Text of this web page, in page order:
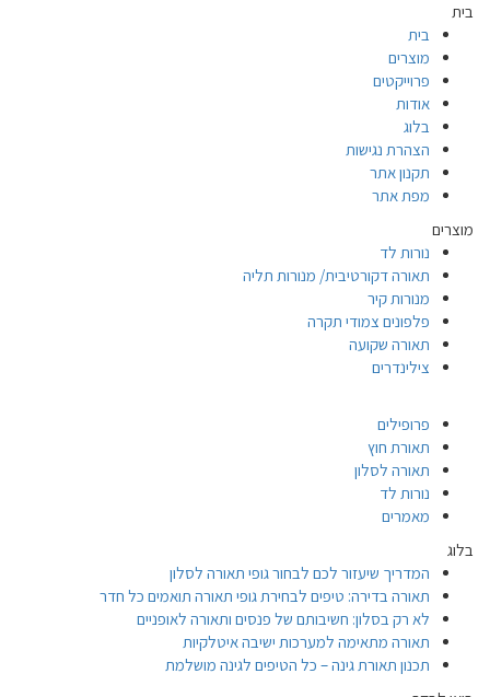
בית
בית
מוצרים
פרוייקטים
אודות
בלוג
הצהרת נגישות
תקנון אתר
מפת אתר
מוצרים
נורות לד
תאורה דקורטיבית/ מנורות תליה
מנורות קיר
פלפונים צמודי תקרה
תאורה שקועה
צילינדרים
פרופילים
תאורת חוץ
תאורה לסלון
נורות לד
מאמרים
בלוג
המדריך שיעזור לכם לבחור גופי תאורה לסלון
תאורה בדירה: טיפים לבחירת גופי תאורה תואמים כל חדר
לא רק בסלון: חשיבותם של פנסים ותאורה לאופניים
תאורה מתאימה למערכות ישיבה איטלקיות
תכנון תאורת גינה – כל הטיפים לגינה מושלמת